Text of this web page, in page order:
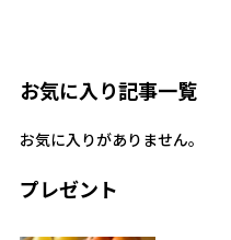
お気に入り記事一覧
お気に入りがありません。
プレゼント